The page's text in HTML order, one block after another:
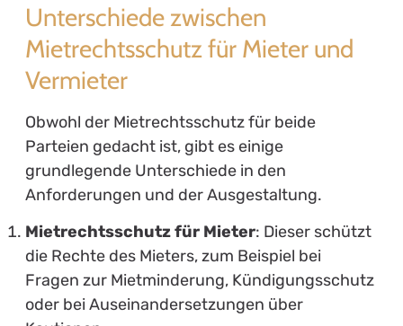
Unterschiede zwischen
Mietrechtsschutz für Mieter und
Vermieter
Obwohl der Mietrechtsschutz für beide
Parteien gedacht ist, gibt es einige
grundlegende Unterschiede in den
Anforderungen und der Ausgestaltung.
Mietrechtsschutz für Mieter: Dieser schützt
die Rechte des Mieters, zum Beispiel bei
Fragen zur Mietminderung, Kündigungsschutz
oder bei Auseinandersetzungen über